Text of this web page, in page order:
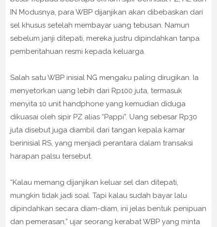
IN Modusnya, para WBP dijanjikan akan dibebaskan dari
sel khusus setelah membayar uang tebusan. Namun
sebelum janji ditepati, mereka justru dipindahkan tanpa
pemberitahuan resmi kepada keluarga.
Salah satu WBP inisial NG mengaku paling dirugikan. Ia
menyetorkan uang lebih dari Rp100 juta, termasuk
menyita 10 unit handphone yang kemudian diduga
dikuasai oleh sipir PZ alias “Pappi”. Uang sebesar Rp30
juta disebut juga diambil dari tangan kepala kamar
berinisial RS, yang menjadi perantara dalam transaksi
harapan palsu tersebut.
“Kalau memang dijanjikan keluar sel dan ditepati,
mungkin tidak jadi soal. Tapi kalau sudah bayar lalu
dipindahkan secara diam-diam, ini jelas bentuk penipuan
dan pemerasan,” ujar seorang kerabat WBP yang minta